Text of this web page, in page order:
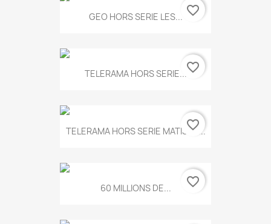
GEO HORS SERIE LES... favorite_border
TELERAMA HORS SERIE...favorite_border
TELERAMA HORS SERIE MATISSE...
favorite_border
60 MILLIONS DE... favorite_border